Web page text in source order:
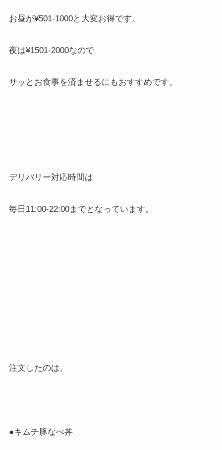
お昼が¥501-1000と大変お得です。
夜は¥1501-2000なので
サッとお食事を済ませるにもおすすめです。
デリバリー対応時間は
毎日 11:00-22:00までとなっています。
注文したのは、
●キムチ豚なべ丼